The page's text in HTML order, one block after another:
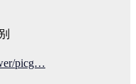
picg…